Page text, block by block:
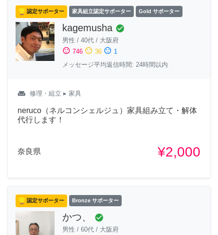
認定サポーター 家具組立認定サポーター Gold サポーター
kagemusha check_circle
男性 / 40代 / 大阪府
sentiment_satisfied 746 sentiment_neutral 36 sentiment_dissatisfied 1
メッセージ平均返信時間: 24時間以内
weekend 修理・組立 ▸ 家具
neruco（ネルコンシェルジュ）家具組み立て・解体
代行します！
奈良県 ¥2,000
認定サポーター Bronze サポーター
かつ、 check_circle
男性 / 60代 / 大阪府